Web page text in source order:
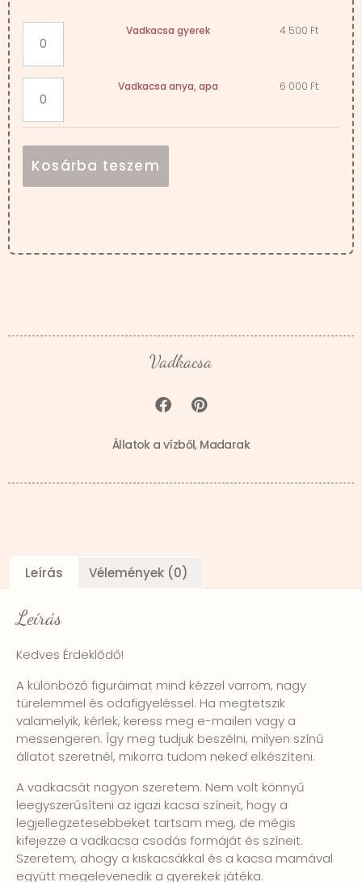
Vadkacsa gyerek 4 500 Ft
Vadkacsa anya, apa 6 000 Ft
Kosárba teszem
Vadkacsa
Állatok a vízből, Madarak
Leírás Vélemények (0)
Leírás
Kedves Érdeklődő!
A különböző figuráimat mind kézzel varrom, nagy
türelemmel és odafigyeléssel. Ha megtetszik
valamelyik, kérlek, keress meg e-mailen vagy a
messengeren. Így meg tudjuk beszélni, milyen színű
állatot szeretnél, mikorra tudom neked elkészíteni.
A vadkacsát nagyon szeretem. Nem volt könnyű
leegyszerűsíteni az igazi kacsa színeit, hogy a
legjellegzetesebbeket tartsam meg, de mégis
kifejezze a vadkacsa csodás formáját és színeit.
Szeretem, ahogy a kiskacsákkal és a kacsa mamával
együtt megelevenedik a gyerekek játéka.